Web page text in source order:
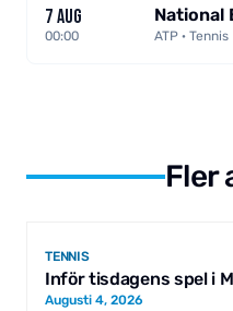
7 AUG
00:00
National
ATP · Tennis
Fler
TENNIS
Inför tisdagens spel i
Augusti 4, 2026